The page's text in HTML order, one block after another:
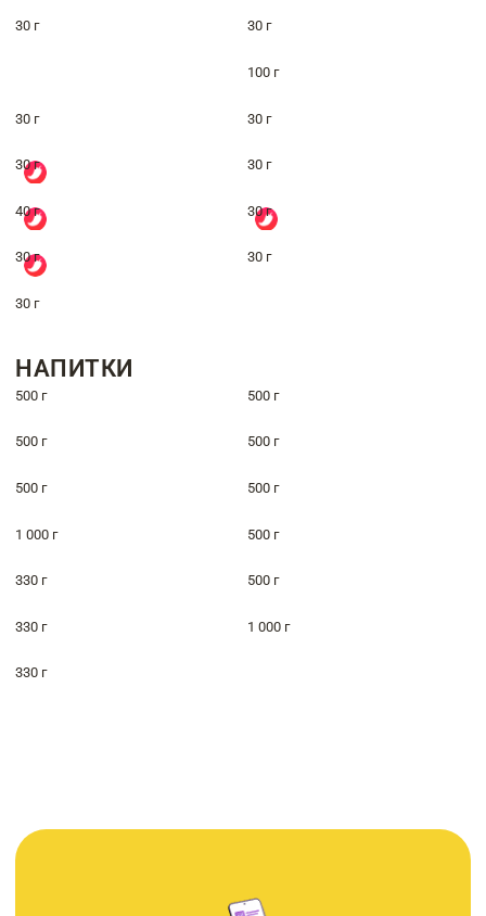
30 г 30 г
100 г
30 г 30 г
30 г 30 г
40 г 30 г
30 г 30 г
30 г
НАПИТКИ
500 г 500 г
500 г 500 г
500 г 500 г
1 000 г 500 г
330 г 500 г
330 г 1 000 г
330 г